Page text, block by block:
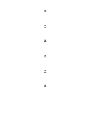
.
.
.
.
.
.